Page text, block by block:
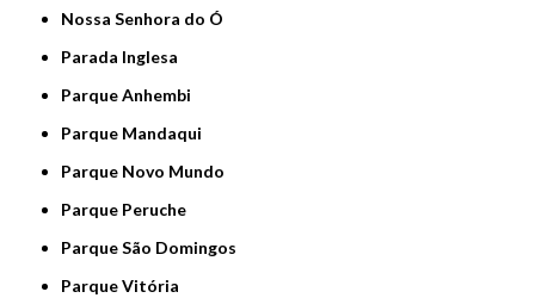
Nossa Senhora do Ó
Parada Inglesa
Parque Anhembi
Parque Mandaqui
Parque Novo Mundo
Parque Peruche
Parque São Domingos
Parque Vitória